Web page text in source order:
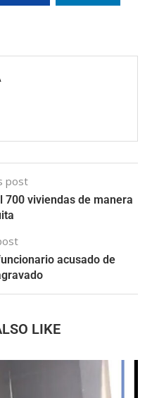
post
700 viviendas de manera
acusado de
LIKE